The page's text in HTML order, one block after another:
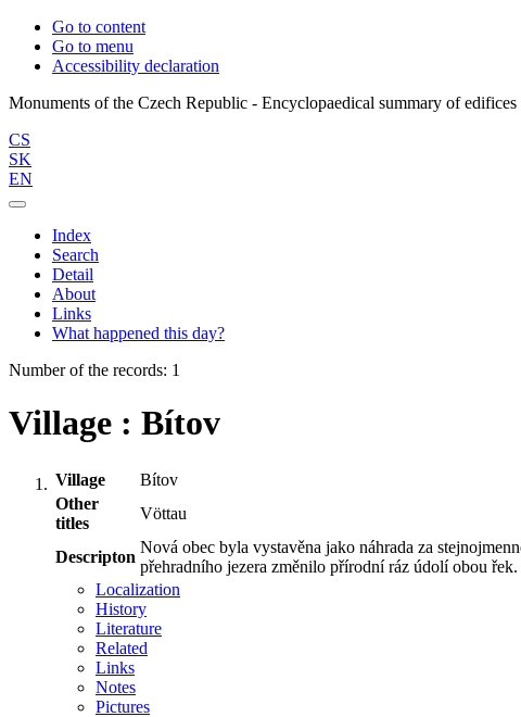
Go to content
Go to menu
Accessibility declaration
CS
SK
EN
Index
Search
Detail
About
Links
What happened this day?
Number of the records: 1
Village : Bítov
Village
Bítov
Other
titles
Vöttau
Descripton
Nová obec byla vystavěna jako náhrada za
přehradního jezera změnilo přírodní ráz údolí obou řek.
Localization
History
Literature
Related
Links
Notes
Pictures